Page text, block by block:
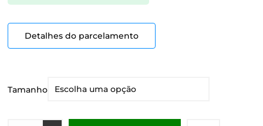
Detalhes do parcelamento
Tamanho